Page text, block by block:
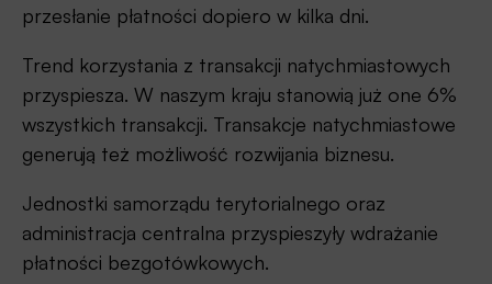
przesłanie płatności dopiero w kilka dni.
Trend korzystania z transakcji natychmiastowych
przyspiesza. W naszym kraju stanowią już one 6%
wszystkich transakcji. Transakcje natychmiastowe
generują też możliwość rozwijania biznesu.
Jednostki samorządu terytorialnego oraz
administracja centralna przyspieszyły wdrażanie
płatności bezgotówkowych.